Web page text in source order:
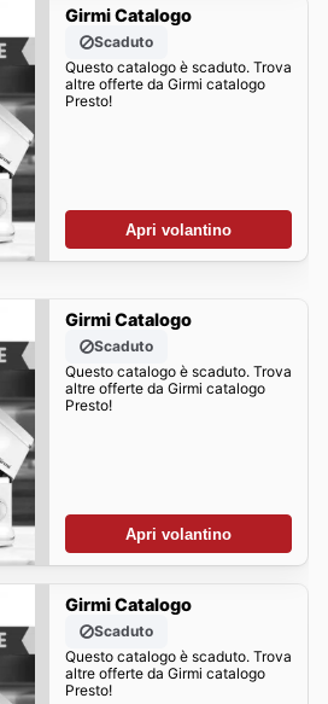
Girmi Catalogo
Scaduto
Questo catalogo è scaduto. Trova
altre offerte da Girmi catalogo
Presto!
Apri volantino
Girmi Catalogo
Scaduto
Questo catalogo è scaduto. Trova
altre offerte da Girmi catalogo
Presto!
Apri volantino
Girmi Catalogo
Scaduto
Questo catalogo è scaduto. Trova
altre offerte da Girmi catalogo
Presto!